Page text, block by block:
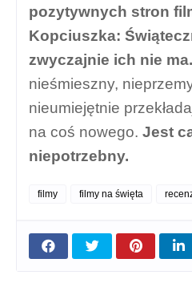
pozytywnych stron
Kopciuszka:
zwyczajnie ich nie ma.
nieśmieszny,
nieumiejętnie
na coś nowego. Jest
niepotrzebny.
filmy filmy na święta